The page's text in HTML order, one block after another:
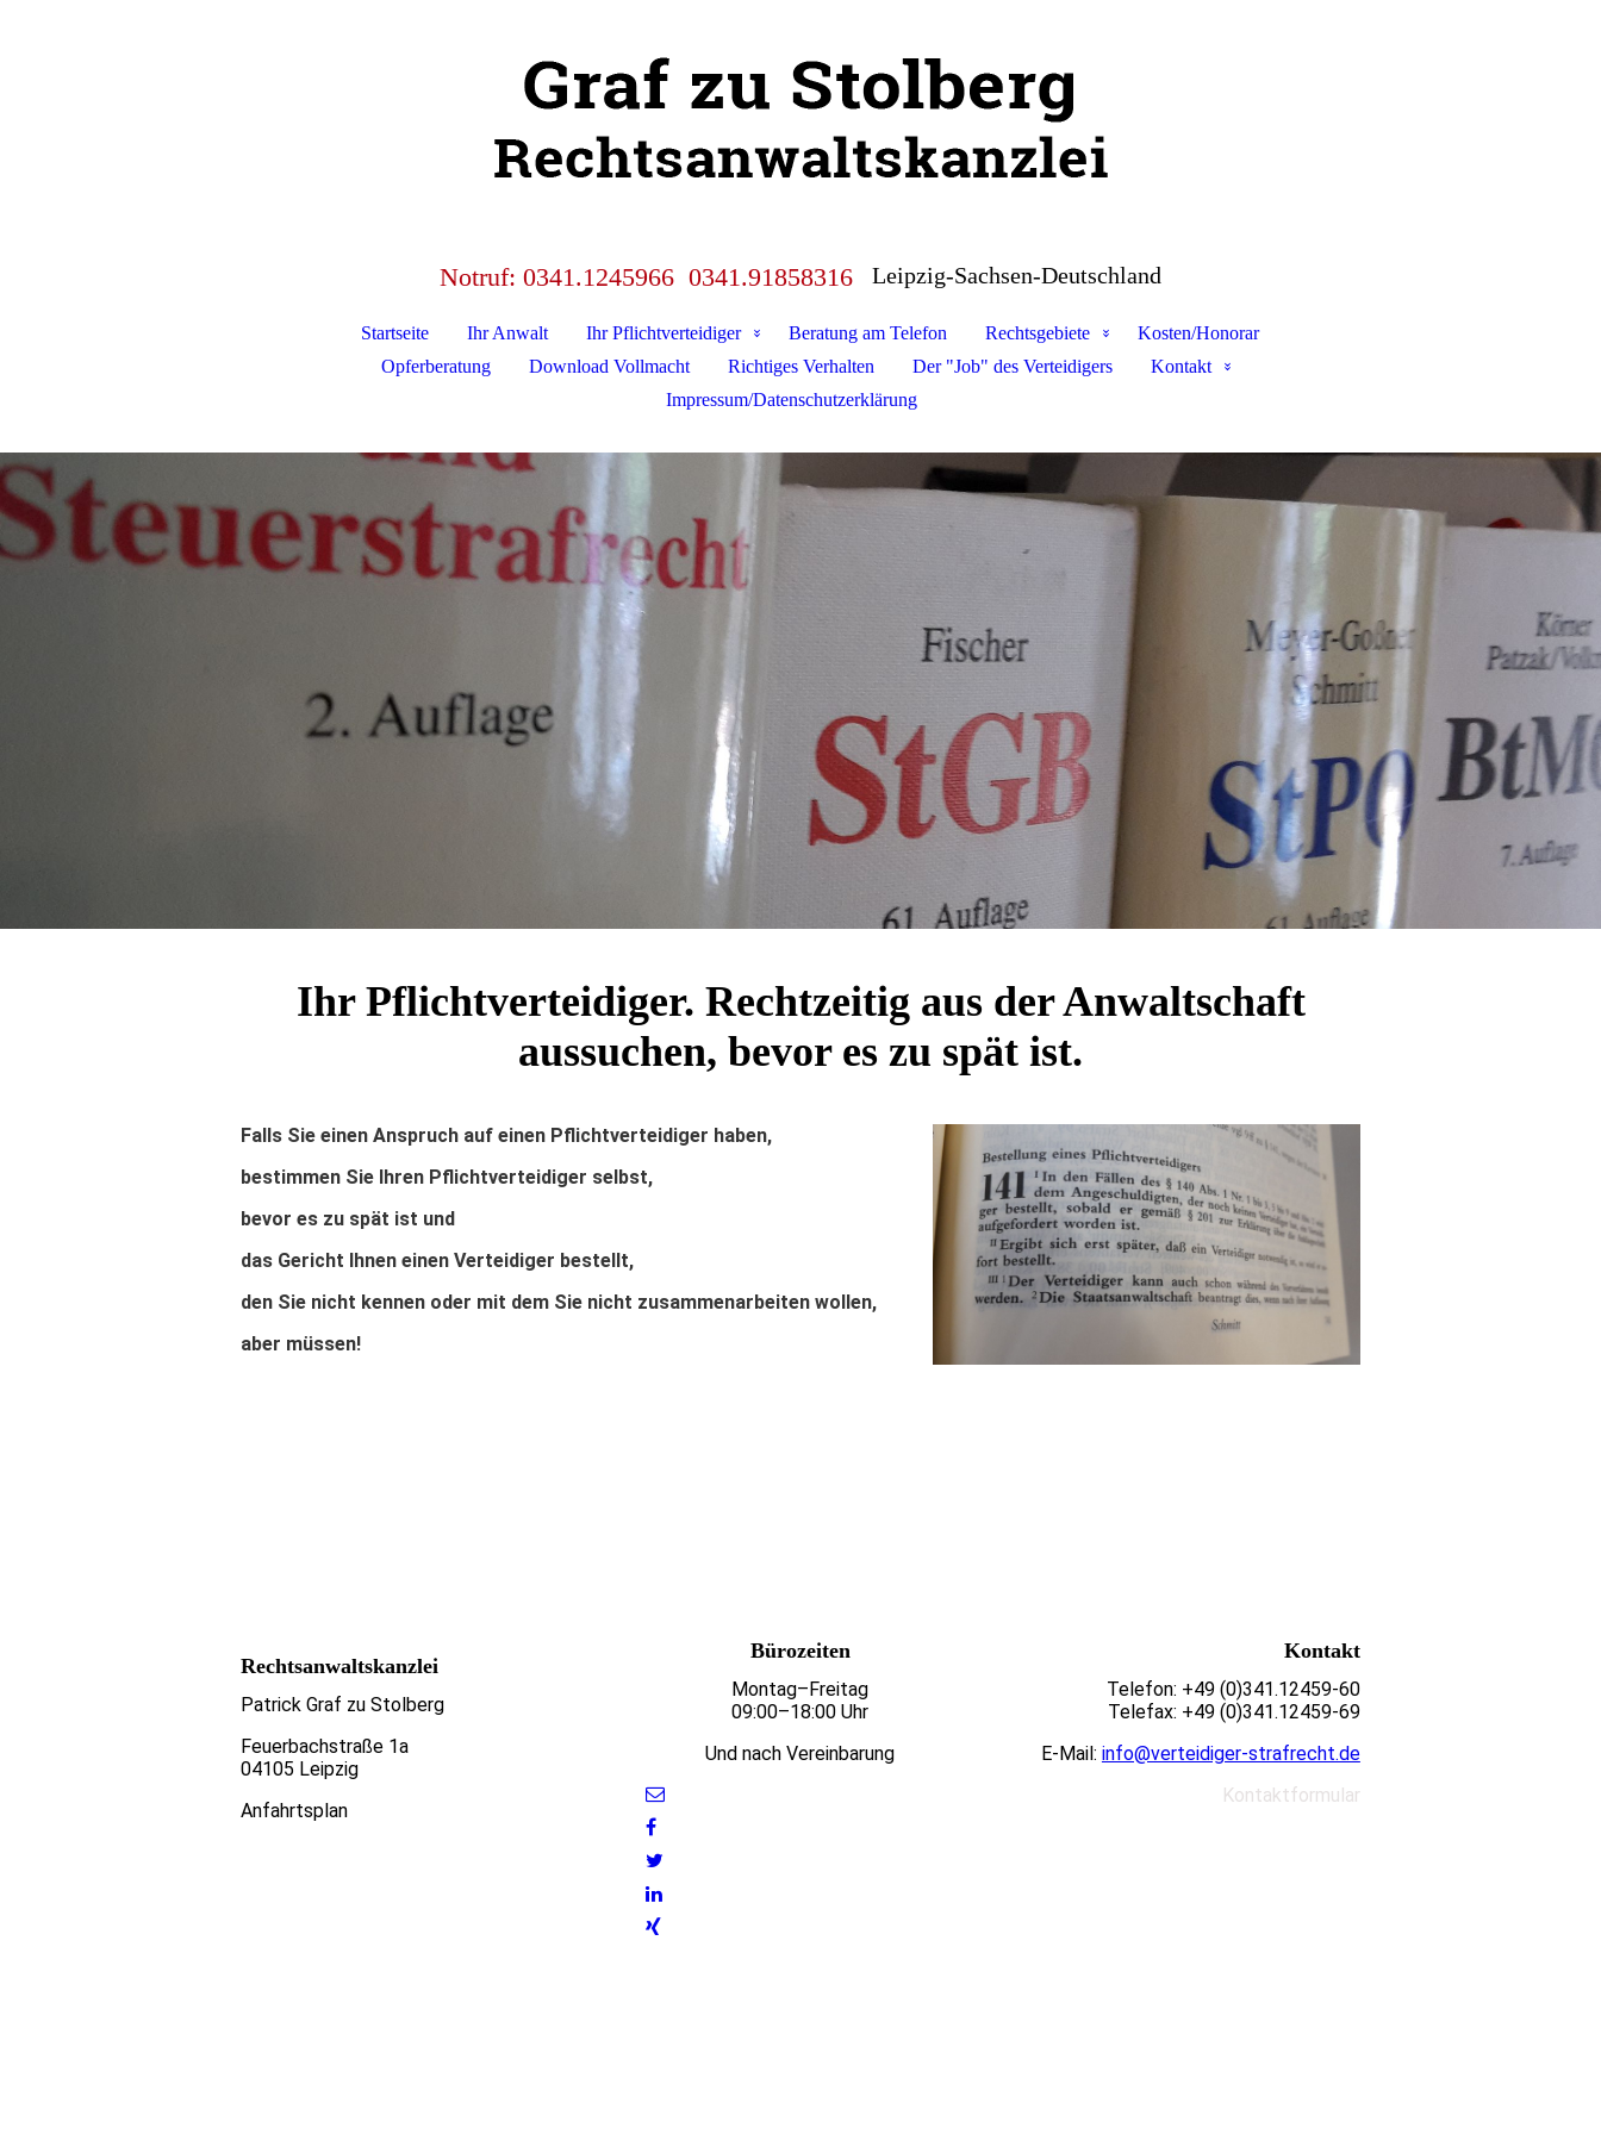
Notruf: 0341.1245966 0341.91858316 Leipzig-Sachsen-Deutschland
Startseite Ihr Anwalt Ihr Pflichtverteidiger Beratung am Telefon Rechtsgebiete
Kosten/Honorar
Opferberatung
Download Vollmacht Richtiges Verhalten Der "Job" des Verteidigers
Kontakt
Impressum/Datenschutzerklärung
Ihr Pflichtverteidiger. Rechtzeitig aus der Anwaltschaft
aussuchen, bevor es zu spät ist.
Falls Sie einen Anspruch auf einen Pflichtverteidiger haben,
bestimmen Sie Ihren Pflichtverteidiger selbst,
bevor es zu spät ist und
das Gericht Ihnen einen Verteidiger bestellt,
den Sie nicht kennen oder mit dem Sie nicht zusammenarbeiten wollen,
aber müssen!
Rechtsanwaltskanzlei
Patrick Graf zu Stolberg
Feuerbachstraße 1a
04105 Leipzig
Anfahrtsplan
Bürozeiten
Montag–Freitag
09:00–18:00 Uhr
Und nach Vereinbarung
Kontakt
Telefon: +49 (0)341.12459-60
Telefax: +49 (0)341.12459-69
E-Mail: info@verteidiger-strafrecht.de
Kontaktformular